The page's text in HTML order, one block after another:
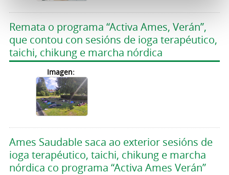
Remata o programa “Activa Ames, Verán”,
que contou con sesións de ioga terapéutico,
taichi, chikung e marcha nórdica
Imagen:
Ames Saudable saca ao exterior sesións de
ioga terapéutico, taichi, chikung e marcha
nórdica co programa “Activa Ames Verán”